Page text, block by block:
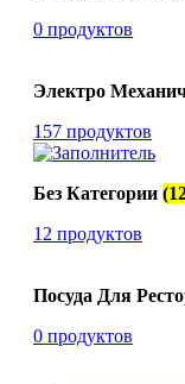
0 продуктов
Электро
157 продуктов
Без Категории
12 продуктов
Посуда Для
0 продуктов